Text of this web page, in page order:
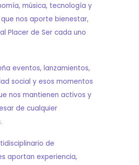
música, tecnología y
nos aporte bienestar,
Placer de Ser cada uno
eventos, lanzamientos,
social y esos momentos
nos mantienen activos y
de cualquier
de
aportan experiencia,